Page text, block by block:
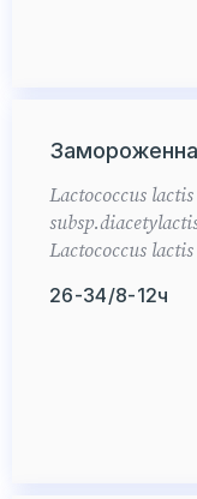
Lactococcus
Lactococcus
26-34/8-12ч